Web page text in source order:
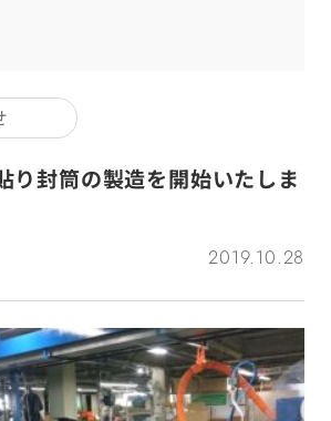
り封筒の製造を開始いたしま
2019.10.28